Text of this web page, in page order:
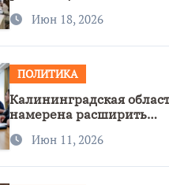
Июн 18, 2026
ПОЛИТИКА
Калининградская
намерена расширить
Узбекистаном
Июн 11, 2026